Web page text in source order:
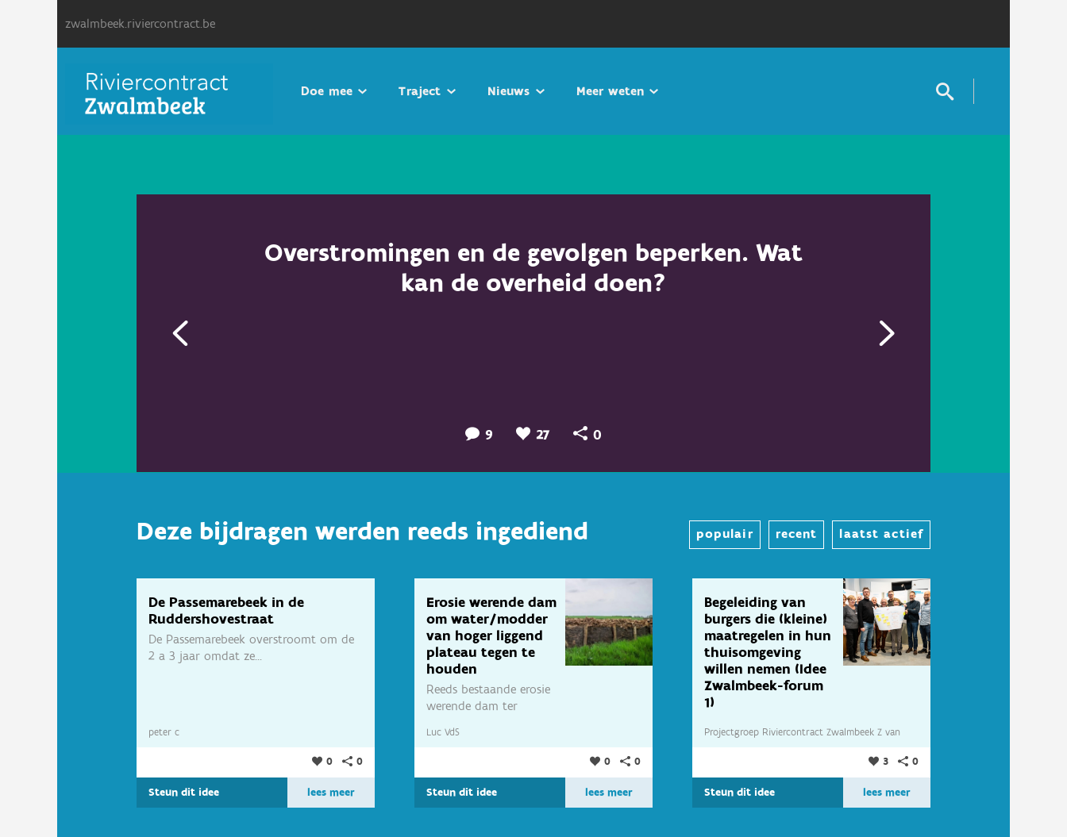
zwalmbeek.riviercontract.be
Doe mee Traject Nieuws Meer weten
Overstromingen en de gevolgen beperken. Wat
kan de overheid doen?
9 27 0
Deze bijdragen werden reeds ingediend populair recent laatst actief
De Passemarebeek in de
Ruddershovestraat
De Passemarebeek overstroomt om de
2 a 3 jaar omdat ze...
peter c
0 0
Steun dit idee lees meer
Erosie werende dam
om water/modder
van hoger liggend
plateau tegen te
houden
Reeds bestaande erosie
werende dam ter
Luc VdS
0 0
Steun dit idee lees meer
Begeleiding van
burgers die (kleine)
maatregelen in hun
thuisomgeving
willen nemen (Idee
Zwalmbeek-forum
1)
beschermen tegen
Projectgroep Riviercontract Zwalmbeek Z van
Projectgroep Riviercontract Zwalmbeek 3 0
Steun dit idee lees meer